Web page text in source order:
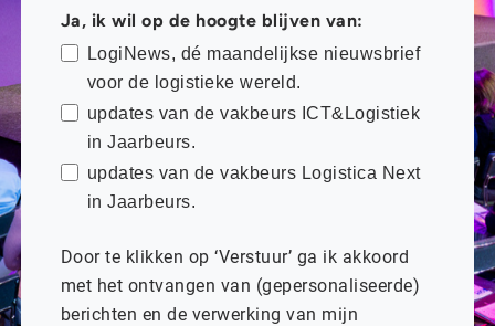
Ja, ik wil op de hoogte blijven van:
LogiNews, dé maandelijkse nieuwsbrief
voor de logistieke wereld.
updates van de vakbeurs ICT&Logistiek
in Jaarbeurs.
updates van de vakbeurs Logistica Next
in Jaarbeurs.
Door te klikken op ‘Verstuur’ ga ik akkoord
met het ontvangen van (gepersonaliseerde)
berichten en de verwerking van mijn